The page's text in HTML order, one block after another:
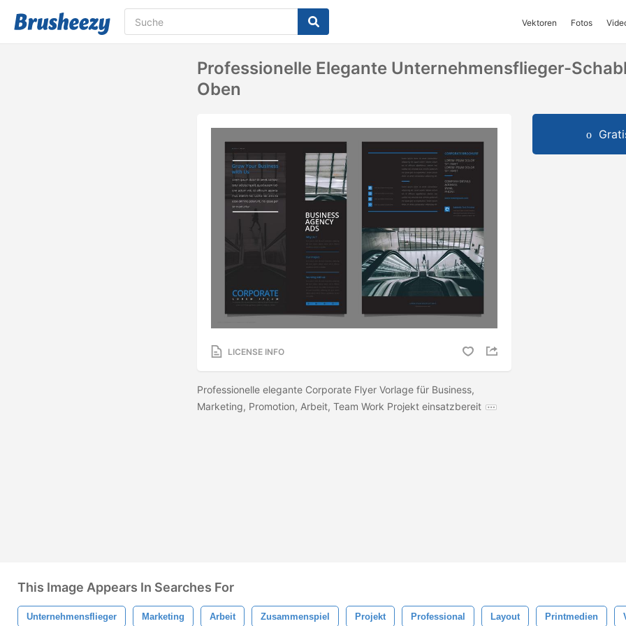
Vektoren Fotos
Professionelle Elegante Unternehmensflieger-
Oben
LICENSE INFO
Professionelle elegante Corporate Flyer Vorlage für Business,
Marketing, Promotion, Arbeit, Team Work Projekt einsatzbereit
This Image Appears In Searches For
Unternehmensflieger Marketing Arbeit Zusammenspiel Projekt Professional Layout Printmedien